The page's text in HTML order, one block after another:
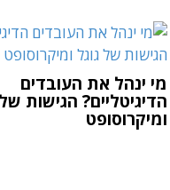
מי ינהל את העובדים
הדיגיטליים? הגישות
ומיקרוסופט